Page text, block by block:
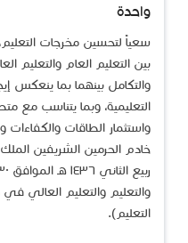
واحدة
سعياً لتحسين مخرجات
بين التعليم العام والتعليم
والتكامل بينهما بما ينعكس
التعليمية، وبما يتناسب مع
واستثمار الطاقات والكفاءات
والتعليم والتعليم العالي
التعليم).​